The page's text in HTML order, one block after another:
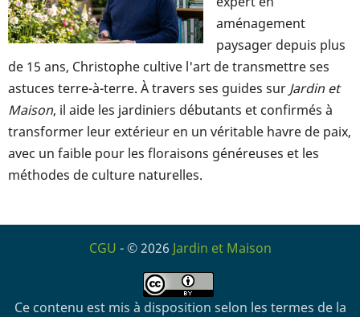
aménagement
paysager depuis plus
de 15 ans, Christophe cultive l'art de transmettre ses
astuces terre-à-terre. À travers ses guides sur Jardin et
Maison, il aide les jardiniers débutants et confirmés à
transformer leur extérieur en un véritable havre de paix,
avec un faible pour les floraisons généreuses et les
méthodes de culture naturelles.
CGU - © 2026 Jardin et Maison
Ce contenu est mis à disposition selon les termes de la